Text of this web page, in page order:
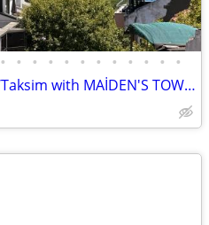
• • • • • • • • • • • •
2+1 FLAT/Rooms Cihangir/Taksim with MAİDEN'S TOWER BOSPHORUS VİEW